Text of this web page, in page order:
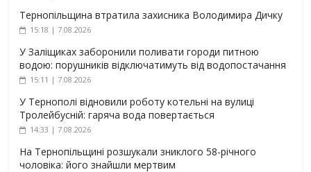
Тернопільщина втратила захисника Володимира Дичку
15:18 | 7.08.2026
У Заліщиках заборонили поливати городи питною
водою: порушників відключатимуть від водопостачання
15:11 | 7.08.2026
У Тернополі відновили роботу котельні на вулиці
Тролейбусній: гаряча вода повертається
14:33 | 7.08.2026
На Тернопільщині розшукали зниклого 58-річного
чоловіка: його знайшли мертвим